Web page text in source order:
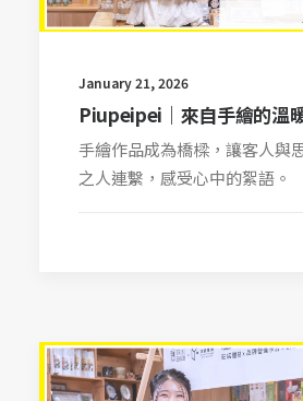
January 21, 2026
Piupeipei｜來自手繪的溫
手繪作品成為橋樑，讓客人與
之人連繫，感受心中的絮語。